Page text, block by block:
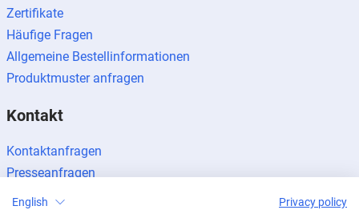
Zertifikate
Häufige Fragen
Allgemeine Bestellinformationen
Produktmuster anfragen
Kontakt
Kontaktanfragen
Presseanfragen
Partner werden
English Privacy policy